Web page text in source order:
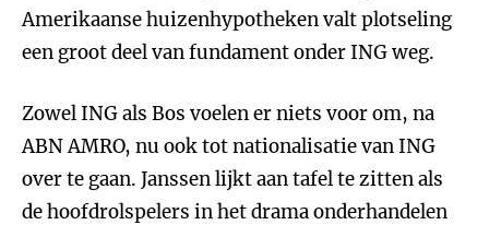
Amerikaanse huizenhypotheken valt plotseling
een groot deel van fundament onder ING weg.
Zowel ING als Bos voelen er niets voor om, na
ABN AMRO, nu ook tot nationalisatie van ING
over te gaan. Janssen lijkt aan tafel te zitten als
de hoofdrolspelers in het drama onderhandelen